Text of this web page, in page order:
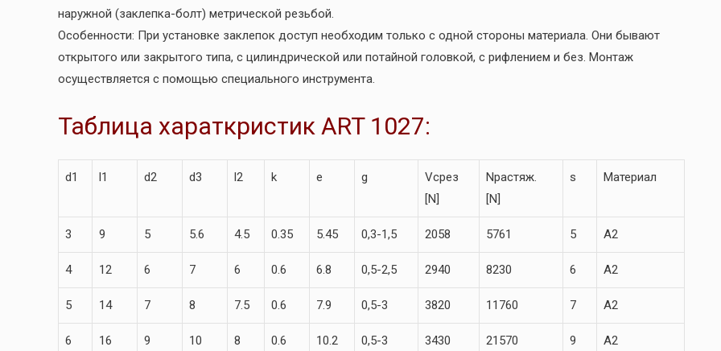
наружной (заклепка-болт) метрической резьбой.
Особенности: При установке заклепок доступ необходим только с одной стороны материала. Они бывают
открытого или закрытого типа, с цилиндрической или потайной головкой, c рифлением и без. Монтаж
осуществляется с помощью специального инструмента.
Таблица хараткристик ART 1027:
d1 l1 d2 d3 l2 k e g
Vсрез
[N]
Nрастяж.
[N]
s Материал
3 9 5 5.6 4.5 0.35 5.45 0,3-1,5 2058 5761 5 A2
4 12 6 7 6 0.6 6.8 0,5-2,5 2940 8230 6 A2
5 14 7 8 7.5 0.6 7.9 0,5-3 3820 11760 7 A2
6 16 9 10 8 0.6 10.2 0,5-3 3430 21570 9 A2